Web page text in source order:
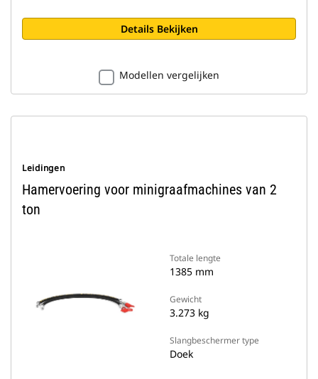
Details Bekijken
Modellen vergelijken
Leidingen
Hamervoering voor minigraafmachines van 2
ton
Totale lengte
1385 mm
Gewicht
3.273 kg
Slangbeschermer type
Doek